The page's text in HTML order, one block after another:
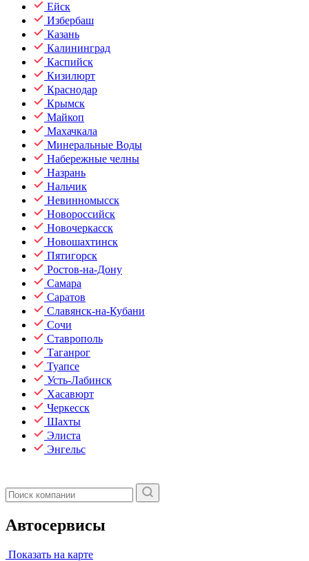
Ейск
Избербаш
Казань
Калининград
Каспийск
Кизилюрт
Краснодар
Крымск
Майкоп
Махачкала
Минеральные Воды
Набережные челны
Назрань
Нальчик
Невинномысск
Новороссийск
Новочеркасск
Новошахтинск
Пятигорск
Ростов-на-Дону
Самара
Саратов
Славянск-на-Кубани
Сочи
Ставрополь
Таганрог
Туапсе
Усть-Лабинск
Хасавюрт
Черкесск
Шахты
Элиста
Энгельс
Автосервисы
Показать на карте